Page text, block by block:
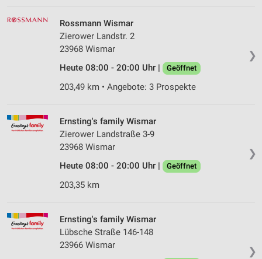
❯
Rossmann Wismar
Zierower Landstr. 2
23968 Wismar
Heute 08:00 - 20:00 Uhr |
Geöffnet
203,49 km • Angebote: 3 Prospekte
❯
Ernsting's family Wismar
Zierower Landstraße 3-9
23968 Wismar
Heute 08:00 - 20:00 Uhr |
Geöffnet
203,35 km
❯
Ernsting's family Wismar
Lübsche Straße 146-148
23966 Wismar
Erstellung von Profilen für personalisierte
Verwendung von Profilen zur Auswahl
personalisierter Werbung
Verwendung von Profilen zur Auswahl
personalisierter Inhalte
Messung der Werbeleistung
Messung der Performance von Inhalten
Analyse von Zielgruppen durch Statistiken oder
Kombinationen von Daten aus verschiedenen
Quellen